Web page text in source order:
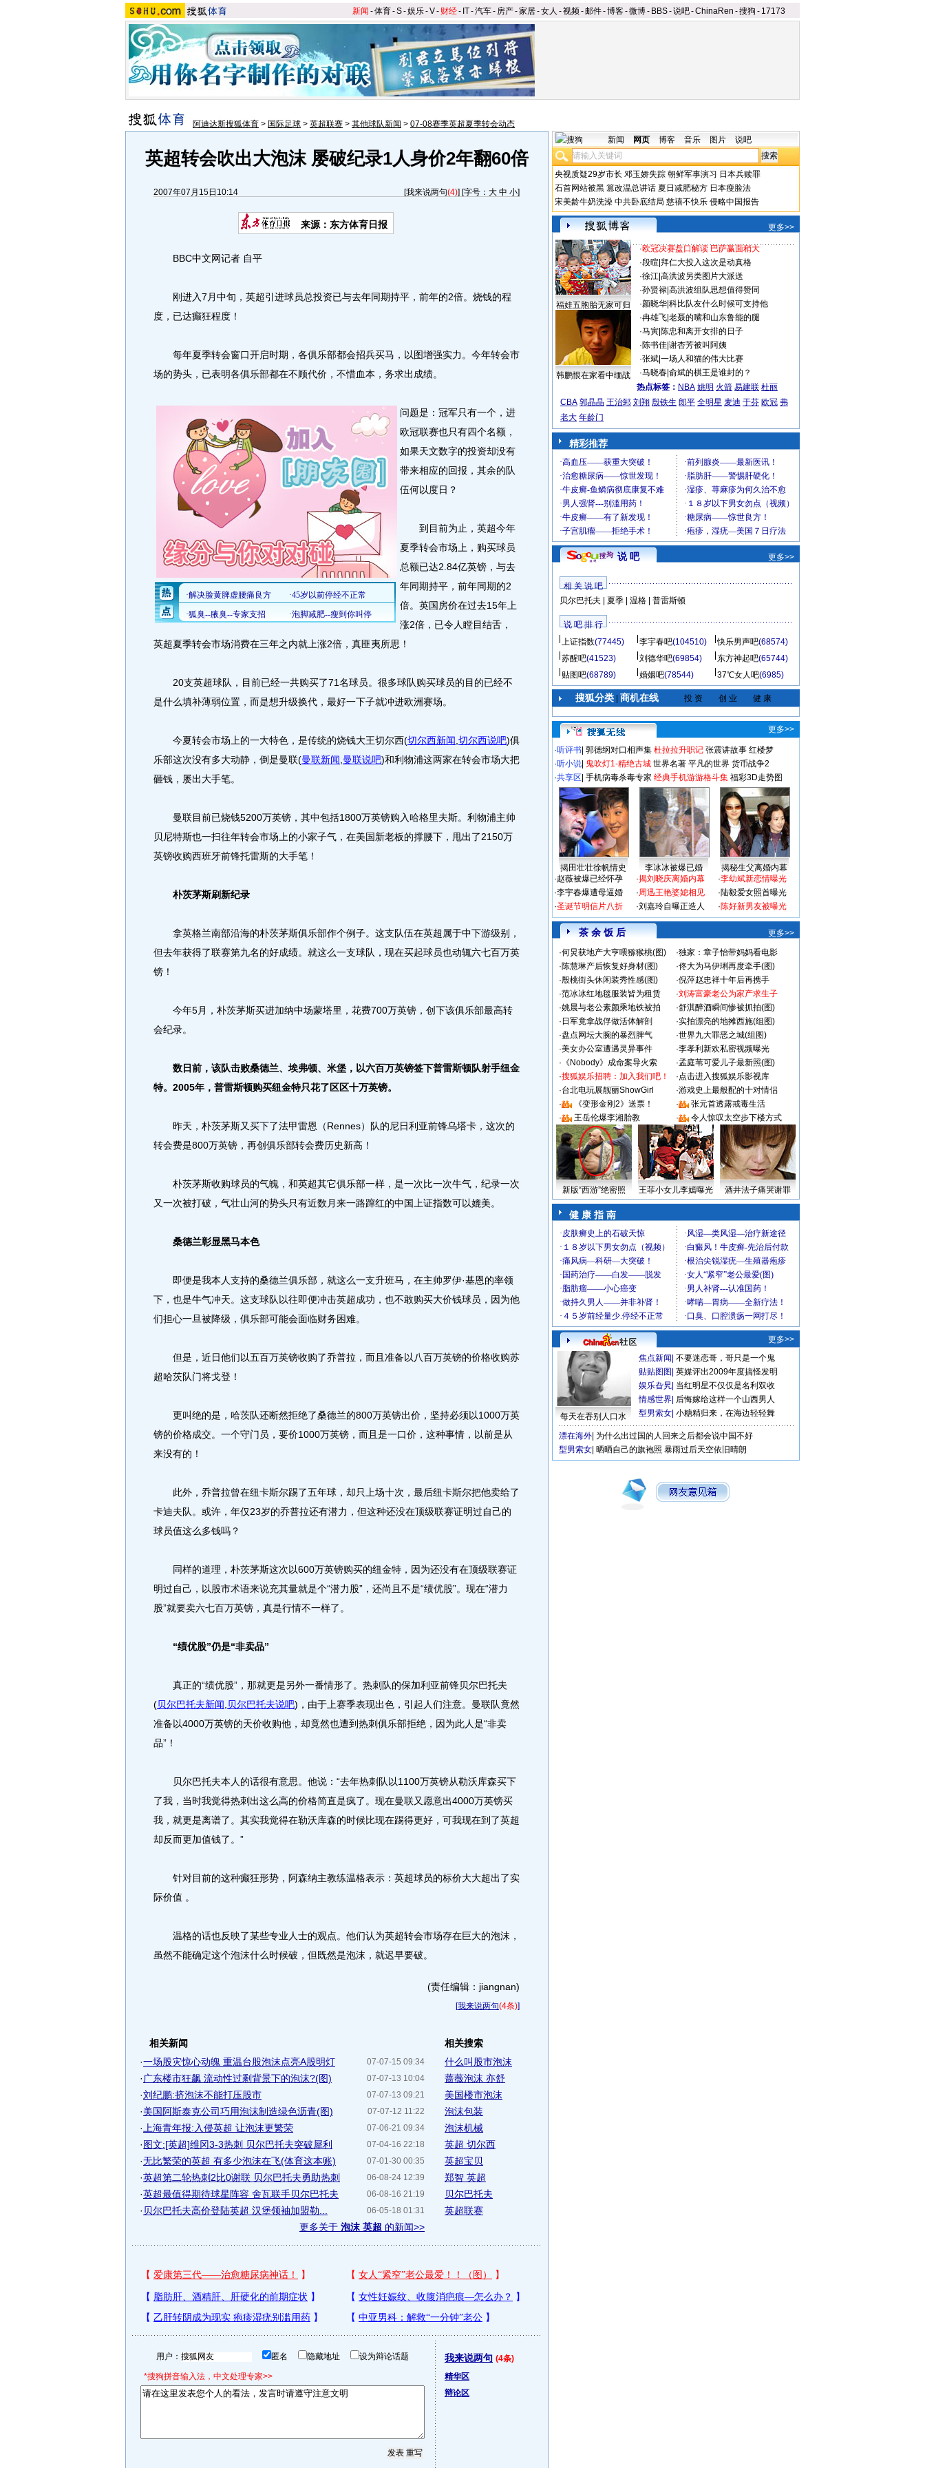
新闻 -体育-S-娱乐-V- 财经- IT-汽车- 房产-家居-女人 -视频-邮件-博客-微博- BBS-说吧-ChinaRen -搜狗 - 17173
阿迪达斯搜狐体育 > 国际足球 > 英超联赛 > 其他球队新闻 > 07-08赛季英超夏季转会动态
英超转会吹出大泡沫 屡破纪录1人身价2年翻60倍
2007年07月15日10:14 [我来说两句(4)] [字号： 大 中 小]
来源：东方体育日报
BBC中文网记者 自平
刚进入7月中旬，英超引进球员总投资已与去年同期持平，前年的2倍。烧钱的程
度，已达癫狂程度！
每年夏季转会窗口开启时期，各俱乐部都会招兵买马，以图增强实力。今年转会市
场的势头，已表明各俱乐部都在不顾代价，不惜血本，务求出成绩。
问题是：冠军只有一个，进
欧冠联赛也只有四个名额，
如果天文数字的投资却没有
带来相应的回报，其余的队
伍何以度日？
到目前为止，英超今年
夏季转会市场上，购买球员
总额已达2.84亿英镑，与去
年同期持平，前年同期的2
倍。英国房价在过去15年上
涨2倍，已令人瞠目结舌，
英超夏季转会市场消费在三年之内就上涨2倍，真匪夷所思！
20支英超球队，目前已经一共购买了71名球员。很多球队购买球员的目的已经不
是什么填补薄弱位置，而是想升级换代，最好一下子就冲进欧洲赛场。
今夏转会市场上的一大特色，是传统的烧钱大王切尔西(切尔西新闻 切尔西说吧)俱
乐部这次没有多大动静，倒是曼联(曼联新闻 曼联说吧)和利物浦这两家在转会市场大把
砸钱，屡出大手笔。
曼联目前已烧钱5200万英镑，其中包括1800万英镑购入哈格里夫斯。利物浦主帅
贝尼特斯也一扫往年转会市场上的小家子气，在美国新老板的撑腰下，甩出了2150万
英镑收购西班牙前锋托雷斯的大手笔！
朴茨茅斯刷新纪录
拿英格兰南部沿海的朴茨茅斯俱乐部作个例子。这支队伍在英超属于中下游级别，
但去年获得了联赛第九名的好成绩。就这么一支球队，现在买起球员也动辄六七百万英
镑！
今年5月，朴茨茅斯买进加纳中场蒙塔里，花费700万英镑，创下该俱乐部最高转
会纪录。
数日前，该队击败桑德兰、埃弗顿、米堡，以六百万英镑签下普雷斯顿队射手纽金
特。2005年，普雷斯顿购买纽金特只花了区区十万英镑。
昨天，朴茨茅斯又买下了法甲雷恩（Rennes）队的尼日利亚前锋乌塔卡，这次的
转会费是800万英镑，再创俱乐部转会费历史新高！
朴茨茅斯收购球员的气魄，和英超其它俱乐部一样，是一次比一次牛气，纪录一次
又一次被打破，气壮山河的势头只有近数月来一路蹿红的中国上证指数可以媲美。
桑德兰彰显黑马本色
即便是我本人支持的桑德兰俱乐部，就这么一支升班马，在主帅罗伊·基恩的率领
下，也是牛气冲天。这支球队以往即便冲击英超成功，也不敢购买大价钱球员，因为他
们担心一旦被降级，俱乐部可能会面临财务困难。
但是，近日他们以五百万英镑收购了乔普拉，而且准备以八百万英镑的价格收购苏
超哈茨队门将戈登！
更叫绝的是，哈茨队还断然拒绝了桑德兰的800万英镑出价，坚持必须以1000万英
镑的价格成交。一个守门员，要价1000万英镑，而且是一口价，这种事情，以前是从
来没有的！
此外，乔普拉曾在纽卡斯尔踢了五年球，却只上场十次，最后纽卡斯尔把他卖给了
卡迪夫队。或许，年仅23岁的乔普拉还有潜力，但这种还没在顶级联赛证明过自己的
球员值这么多钱吗？
同样的道理，朴茨茅斯这次以600万英镑购买的纽金特，因为还没有在顶级联赛证
明过自己，以股市术语来说充其量就是个“潜力股”，还尚且不是“绩优股”。现在“潜力
股”就要卖六七百万英镑，真是行情不一样了。
“绩优股”仍是“非卖品”
真正的“绩优股”，那就更是另外一番情形了。热刺队的保加利亚前锋贝尔巴托夫
(贝尔巴托夫新闻 贝尔巴托夫说吧) ，由于上赛季表现出色，引起人们注意。曼联队竟然
准备以4000万英镑的天价收购他，却竟然也遭到热刺俱乐部拒绝，因为此人是“非卖
品”！
贝尔巴托夫本人的话很有意思。他说：“去年热刺队以1100万英镑从勒沃库森买下
了我，当时我觉得热刺出这么高的价格简直是疯了。现在曼联又愿意出4000万英镑买
我，就更是离谱了。其实我觉得在勒沃库森的时候比现在踢得更好，可我现在到了英超
却反而更加值钱了。”
针对目前的这种癫狂形势，阿森纳主教练温格表示：英超球员的标价大大超出了实
际价值 。
温格的话也反映了某些专业人士的观点。他们认为英超转会市场存在巨大的泡沫，
虽然不能确定这个泡沫什么时候破，但既然是泡沫，就迟早要破。
(责任编辑：jiangnan)
[我来说两句(4条)]
相关新闻
07-07-15 09:34
·一场股灾惊心动魄 重温台股泡沫点亮A股明灯
07-07-13 10:04
· 广东楼市狂飙 流动性过剩背景下的泡沫?(图)
07-07-13 09:21
·刘纪鹏:挤泡沫不能打压股市
07-07-12 11:22
·美国阿斯泰克公司巧用泡沫制造绿色沥青(图)
07-06-21 09:34
· 上海青年报:入侵英超 让泡沫更繁荣
07-04-16 22:18
·图文:[英超]维冈3-3热刺 贝尔巴托夫突破犀利
07-01-30 00:35
·无比繁荣的英超 有多少泡沫在飞(体育这本账)
06-08-24 12:39
·英超第二轮热刺2比0谢联 贝尔巴托夫勇助热刺
06-08-16 21:19
·英超最值得期待球星阵容 舍瓦联手贝尔巴托夫
06-05-18 01:31
· 贝尔巴托夫高价登陆英超 汉堡领袖加盟勒...
更多关于 泡沫 英超 的新闻>>
相关搜索
什么叫股市泡沫
蔷薇泡沫 亦舒
美国楼市泡沫
泡沫包装
泡沫机械
英超 切尔西
英超宝贝
郑智 英超
贝尔巴托夫
英超联赛
用户： 匿名 隐藏地址 设为辩论话题
*搜狗拼音输入法，中文处理专家>>
我来说两句 (4条)
精华区
辩论区
新闻 网页 博客 音乐 图片 说吧
央视质疑29岁市长 邓玉娇失踪 朝鲜军事演习 日本兵赎罪
石首网站被黑 篡改温总讲话 夏日减肥秘方 日本瘦脸法
宋美龄牛奶洗澡 中共卧底结局 慈禧不快乐 侵略中国报告
更多>>
福娃五胞胎无家可归
韩鹏恨在家看中缅战
·欧冠决赛盘口解读 巴萨赢面稍大
·段暄 拜仁大投入这次是动真格
·徐江| 高洪波另类图片大派送
·孙贤禄| 高洪波组队思想值得赞同
·颜晓华| 科比队友什么时候可支持他
·冉雄飞| 老聂的嘴和山东鲁能的腿
·马寅| 陈忠和离开女排的日子
·陈书佳| 谢杏芳被叫阿姨
·张斌| 一场人和猫的伟大比赛
·马晓春| 俞斌的棋王是谁封的？
热点标签： NBA 姚明 火箭 易建联 杜丽
CBA 郭晶晶 王治郅 刘翔 殷铁生 郎平 全明星 麦迪 于芬 欧冠 弗
老大 年龄门
精彩推荐
说 吧 更多>>
相 关 说 吧
贝尔巴托夫
夏季| 温格| 普雷斯顿
说 吧 排 行
上证指数(77445) 李宇春吧(104510) 快乐男声吧(68574)
苏醒吧(41523) 刘德华吧(69854) 东方神起吧(65744)
贴图吧(68789) 婚姻吧(78544) 37℃女人吧(6985)
搜狐分类| 商机在线 投 资 创 业 健 康
更多>>
·听评书 郭德纲对口相声集 杜拉拉升职记 张震讲故事 红楼梦
·听小说 鬼吹灯1-精绝古城 世界名著 平凡的世界 货币战争2
·共享区 手机病毒杀毒专家 经典手机游游格斗集 福彩3D走势图
揭田壮壮徐帆情史 李冰冰被爆已婚
揭秘生父离婚内幕
·赵薇被爆已经怀孕
·李宇春爆遭母逼婚
·圣诞节明信片八折
·揭刘晓庆离婚内幕
·周迅王艳婆媳相见
·刘嘉玲自曝正造人
·李幼斌新恋情曝光
·陆毅爱女照首曝光
·陈好新男友被曝光
茶 余 饭 后
更多>>
·何炅获地产大亨喂猕猴桃(图) ·独家：章子怡带妈妈看电影
·陈慧琳产后恢复好身材(图) ·佟大为马伊琍再度牵手(图)
·殷桃街头休闲装秀性感(图) ·倪萍赵忠祥十年后再携手
·范冰冰红地毯服装皆为租赁 ·刘涛富豪老公为家产求生子
·姚晨与老公素颜乘地铁被拍 ·舒淇醉酒瞬间惨被抓拍(图)
· 日军竟拿战俘做活体解剖 ·实拍漂亮的地摊西施(组图)
·盘点网坛大腕的暴烈脾气 ·世界九大罪恶之城(组图)
·美女办公室遭遇灵异事件 ·李孝利新欢私密视频曝光
· 《Nobody》成命案导火索 ·孟庭苇可爱儿子最新照(图)
·搜狐娱乐招聘：加入我们吧！ ·点击进入搜狐娱乐影视库
·台北电玩展靓丽ShowGirl ·游戏史上最般配的十对情侣
·
《变形金刚2》送票！ ·
张元首透露戒毒生活
·
王岳伦爆李湘胎教 · 令人惊叹太空步下楼方式
新版“西游”绝密照 王菲小女儿李嫣曝光 酒井法子痛哭谢罪
健 康 指 南
更多>>
每天在吞别人口水
焦点新闻 不要迷恋哥，哥只是一个鬼
贴贴图图 英媒评出2009年度搞怪发明
娱乐旮旯 当红明星不仅仅是名利双收
情感世界 后悔嫁给这样一个山西男人
型男索女 小糖精归来，在海边轻轻舞
漂在海外 为什么出过国的人回来之后都会说中国不好
型男索女 晒晒自己的旗袍照 暴雨过后天空依旧晴朗